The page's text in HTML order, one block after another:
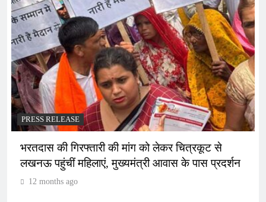
PRESS RELEASE
भरतदास की गिरफ्तारी की मांग को लेकर चित्रकूट से
लखनऊ पहुंचीं महिलाएं, मुख्यमंत्री आवास के पास प्रदर्शन
12 months ago